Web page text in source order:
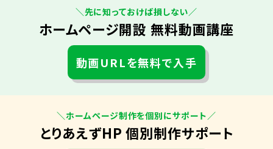
＼先に知っておけば損しない／
ホームページ開設 無料動画講座
動画URLを無料で入手
＼ホームページ制作を個別にサポート／
とりあえずHP 個別制作サポート